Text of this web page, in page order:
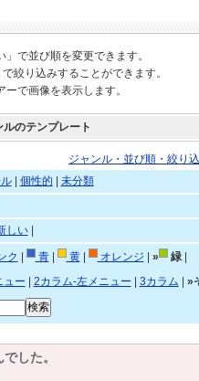
で並び順を変更できます。
絞り込みすることができます。
で画像を表示します。
のテンプレート
ジャンル・並び順・絞り
| 個性的
未分類
しい|
ク 青| 黄| オレンジ » 緑|
ュー 2カラム-左メニュー 3カラム »
した。